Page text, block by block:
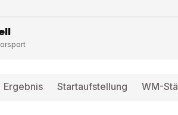
Ergebnis Startaufstellung WM-